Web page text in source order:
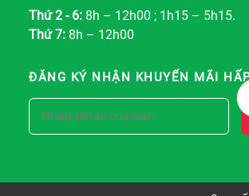
Thứ 2 - 6: 8h – 12h00 ; 1h15 – 5h15.
Thứ 7: 8h – 12h00
ĐĂNG KÝ NHẬN KHUYẾN MÃI